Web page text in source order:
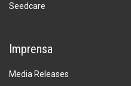
Seedcare
Imprensa
Media Releases